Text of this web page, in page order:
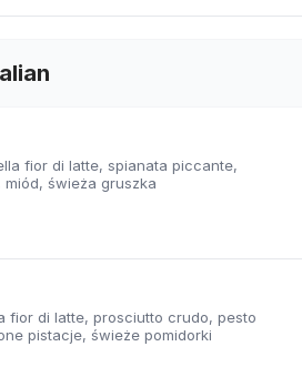
fior di latte, spianata piccante,
miód, świeża gruszka
fior di latte, prosciutto crudo, pesto
pistacje, świeże pomidorki